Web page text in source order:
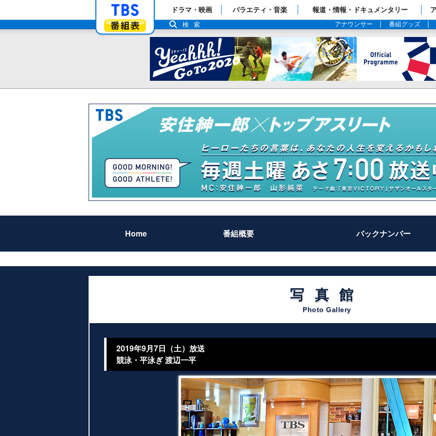
「TBSテレビ」トップページ
番組表
ドラマ・映画 バラエティ・音楽 報道・情報・ドキュメンタリー
アナウンサー 番組グッズ
検索
Home 番組概要 バックナンバー
写真館
Photo Gallery
2019年9月7日（土）放送
競泳・平泳ぎ 渡辺一平